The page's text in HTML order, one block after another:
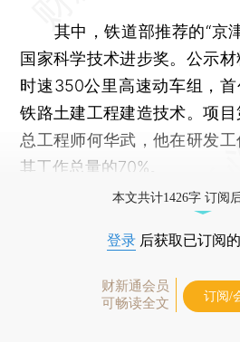
其中，铁道部推荐的“京津
国家科学技术进步奖。公示
时速350公里高速动车组，
铁路土建工程建造技术。项
总工程师何华武，他在研发
其工作总量的70%。
本文共计1426字 订阅
登录 后获取已订阅
财新通会员
可畅读全文
订阅/